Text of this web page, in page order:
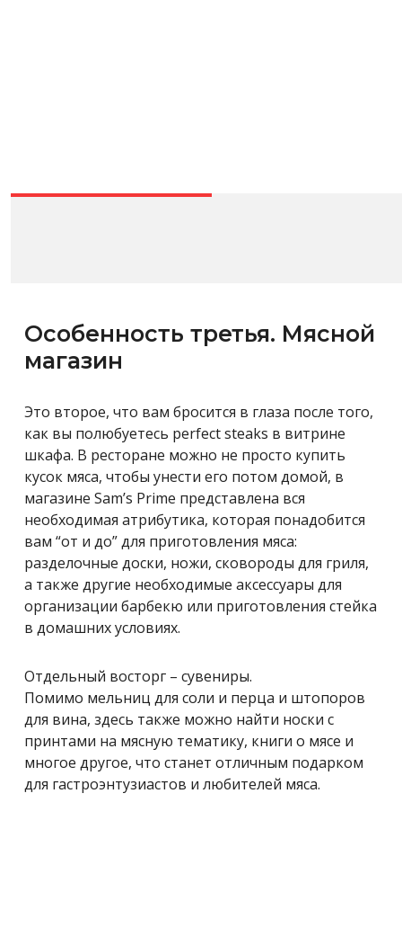
Особенность третья. Мясной
магазин
Это второе, что вам бросится в глаза после того,
как вы полюбуетесь perfect steaks в витрине
шкафа. В ресторане можно не просто купить
кусок мяса, чтобы унести его потом домой, в
магазине Sam’s Prime представлена вся
необходимая атрибутика, которая понадобится
вам “от и до” для приготовления мяса:
разделочные доски, ножи, сковороды для гриля,
а также другие необходимые аксессуары для
организации барбекю или приготовления стейка
в домашних условиях.
Отдельный восторг – сувениры.
Помимо мельниц для соли и перца и штопоров
для вина, здесь также можно найти носки с
принтами на мясную тематику, книги о мясе и
многое другое, что станет отличным подарком
для гастроэнтузиастов и любителей мяса.